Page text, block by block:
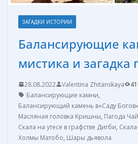
ЗАГАДКИ ИСТОРИИ
Балансирующие
мистика и загадка
28.08.2022 Valentina Zhitanskaya
Балансирующие камни,
Балансирующий камень в«Саду Богов»
Масляная головка Кришны, Пагода
Скала на утесе в графстве Дигби,
Холмы Матобо, Шары дьявола